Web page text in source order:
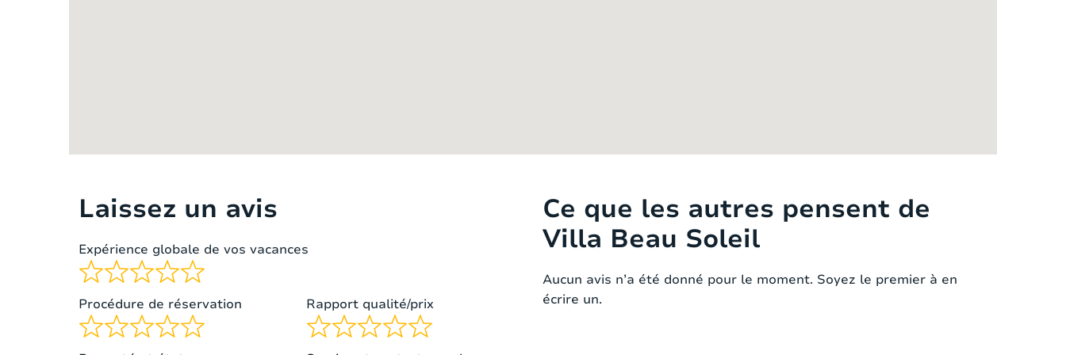
Laissez un avis
Expérience globale de vos vacances
Procédure de réservation Rapport qualité/prix
Ce que les autres pensent de
Villa Beau Soleil
Aucun avis n’a été donné pour le moment. Soyez le premier à en
écrire un.